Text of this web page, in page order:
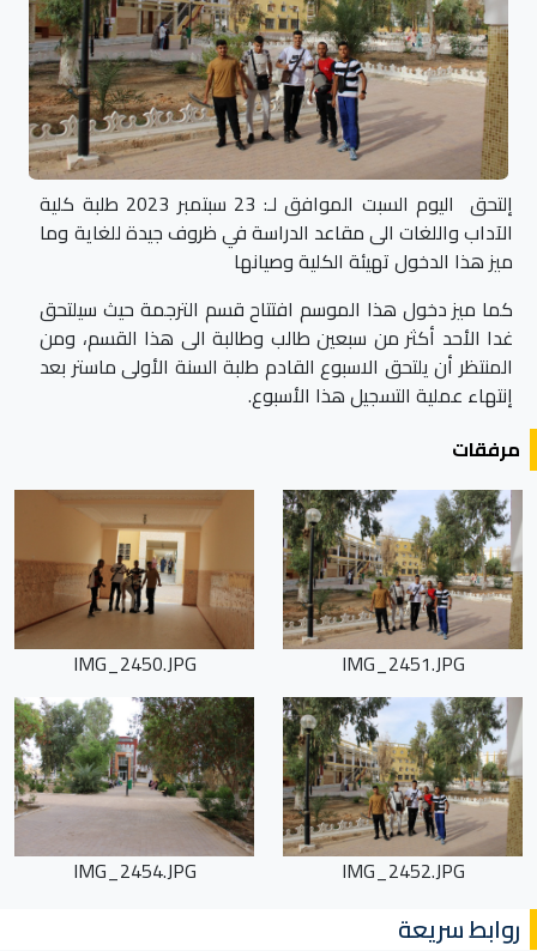
إلتحق اليوم السبت الموافق لـ: 23 سبتمبر 2023 طلبة كلية
الآداب واللغات الى مقاعد الدراسة في ظروف جيدة للغاية وما
ميز هذا الدخول تهيئة الكلية وصيانها
كما ميز دخول هذا الموسم افتتاح قسم الترجمة حيث سيلتحق
غدا الأحد أكثر من سبعين طالب وطالبة الى هذا القسم، ومن
المنتظر أن يلتحق الاسبوع القادم طلبة السنة الأولى ماستر بعد
إنتهاء عملية التسجيل هذا الأسبوع.
مرفقات
IMG_2451.JPG
IMG_2450.JPG
IMG_2452.JPG
IMG_2454.JPG
روابط سريعة